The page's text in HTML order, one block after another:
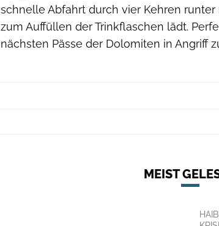
schnelle Abfahrt durch vier Kehren runter
zum Auffüllen der Trinkflaschen lädt.
nächsten Pässe der Dolomiten in Angriff
MEIST